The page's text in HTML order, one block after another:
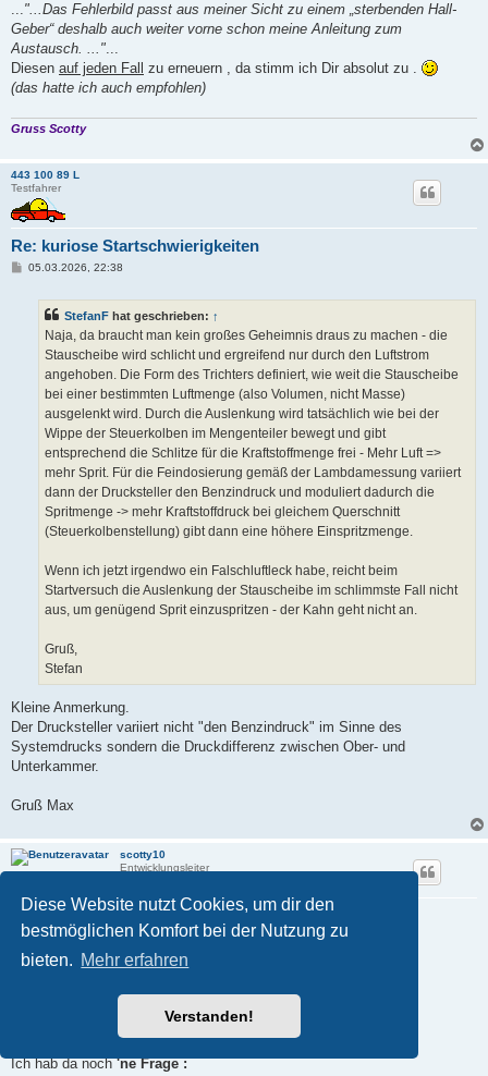
Diese Website nutzt Cookies, um dir den
bestmöglichen Komfort bei der Nutzung zu
bieten. Mehr erfahren
Verstanden!
..."...Das Fehlerbild passt aus meiner Sicht zu einem „sterbenden Hall-
Geber“ deshalb auch weiter vorne schon meine Anleitung zum
Austausch. ..."...
Diesen auf jeden Fall zu erneuern , da stimm ich Dir absolut zu .
(das hatte ich auch empfohlen)
Gruss Scotty
443 100 89 L
Testfahrer
Re: kuriose Startschwierigkeiten
B05.03.2026, 22:38
StefanF hat geschrieben: ↑
Naja, da braucht man kein großes Geheimnis draus zu machen - die
Stauscheibe wird schlicht und ergreifend nur durch den Luftstrom
angehoben. Die Form des Trichters definiert, wie weit die Stauscheibe
bei einer bestimmten Luftmenge (also Volumen, nicht Masse)
ausgelenkt wird. Durch die Auslenkung wird tatsächlich wie bei der
Wippe der Steuerkolben im Mengenteiler bewegt und gibt
entsprechend die Schlitze für die Kraftstoffmenge frei - Mehr Luft =>
mehr Sprit. Für die Feindosierung gemäß der Lambdamessung variiert
dann der Drucksteller den Benzindruck und moduliert dadurch die
Spritmenge -> mehr Kraftstoffdruck bei gleichem Querschnitt
(Steuerkolbenstellung) gibt dann eine höhere Einspritzmenge.
Wenn ich jetzt irgendwo ein Falschluftleck habe, reicht beim
Startversuch die Auslenkung der Stauscheibe im schlimmste Fall nicht
aus, um genügend Sprit einzuspritzen - der Kahn geht nicht an.
Gruß,
Stefan
Kleine Anmerkung.
Der Drucksteller variiert nicht "den Benzindruck" im Sinne des
Systemdrucks sondern die Druckdifferenz zwischen Ober- und
Unterkammer.
Gruß Max
scotty10
Entwicklungsleiter
Re: kuriose Startschwierigkeiten
B
i
06.03.2026, 23:19
Nabend Allerseits ,
meine Beschreibung noch
auseinander zu klamüser'n"...
Ich hab da noch'ne Frage :